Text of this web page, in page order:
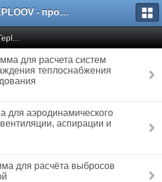
TEPLOOV - программный комплекс для расчёта систем отопления и вентиляции
для расчета систем
теплоснабжения
для аэродинамического
аспирации и
для расчёта выбросов